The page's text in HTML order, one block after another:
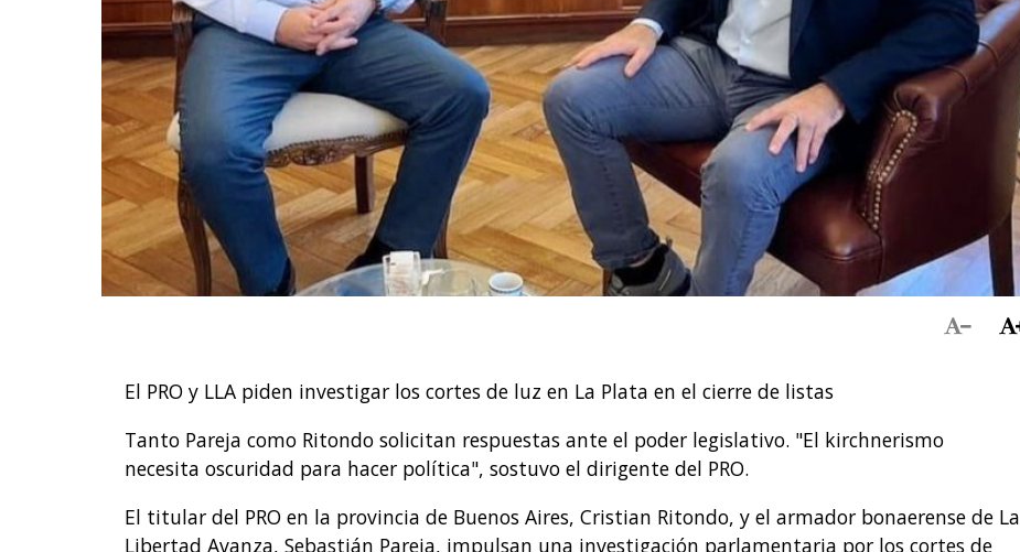
El PRO y LLA piden investigar los cortes de luz en La Plata en el cierre de listas
Tanto Pareja como Ritondo solicitan respuestas ante el poder legislativo. "El kirchnerismo
necesita oscuridad para hacer política", sostuvo el dirigente del PRO.
El titular del PRO en la provincia de Buenos Aires, Cristian Ritondo, y el armador bonaerense de La
Libertad Avanza, Sebastián Pareja, impulsan una investigación parlamentaria por los cortes de